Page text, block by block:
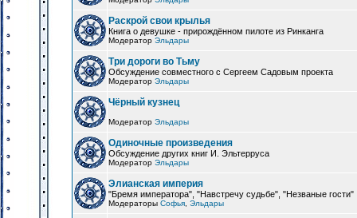
Раскрой свои крылья
Книга о девушке - прирождённом пилоте из Ринканга
Модератор Эльдары
Три дороги во Тьму
Обсуждение совместного с Сергеем Садовым проекта
Модератор Эльдары
Чёрный кузнец
Модератор Эльдары
Одиночные произведения
Обсуждение других книг И. Эльтерруса
Модератор Эльдары
Элианская империя
"Бремя императора", "Навстречу судьбе", "Незваные гости"
Модераторы Софья Эльдары